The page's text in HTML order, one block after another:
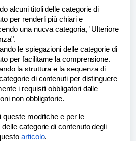
alcuni titoli delle categorie di
per renderli più chiari e
una nuova categoria, "Ulteriore
le spiegazioni delle categorie di
per facilitarne la comprensione.
la struttura e la sequenza di
di contenuti per distinguere
i requisiti obbligatori dalle
non obbligatorie.
queste modifiche e per le
categorie di contenuto degli
articolo.